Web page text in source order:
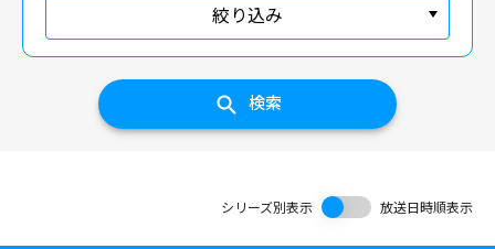
絞り込み
検索
シリーズ別表示 放送日時順表示